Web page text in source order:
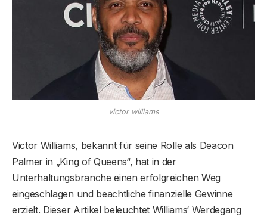
victor williams
Victor Williams, bekannt für seine Rolle als Deacon
Palmer in „King of Queens“, hat in der
Unterhaltungsbranche einen erfolgreichen Weg
eingeschlagen und beachtliche finanzielle Gewinne
erzielt. Dieser Artikel beleuchtet Williams‘ Werdegang